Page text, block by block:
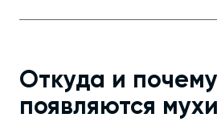
Откуда и почему
появляются